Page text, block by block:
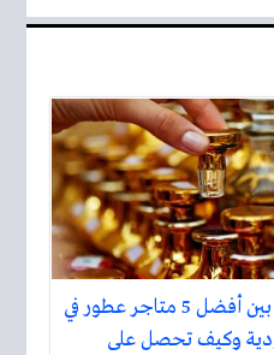
مقارنة بين أفضل 5 متاجر عطور في
وكيف تحصل على